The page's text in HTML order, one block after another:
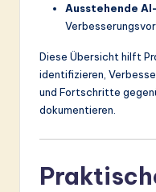
Ausstehende
Diese Übersicht hilft
identifizieren,
und Fortschritte
dokumentieren.